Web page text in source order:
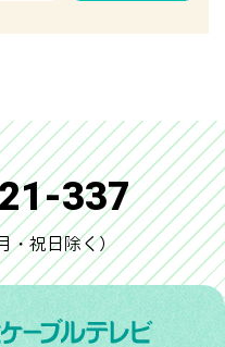
337
・祝日除く）